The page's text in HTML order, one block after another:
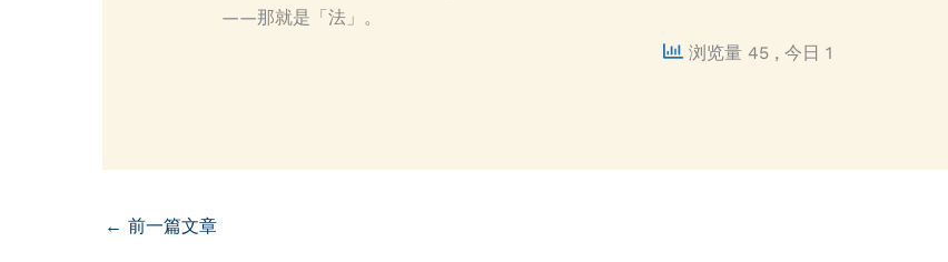
——那就是「法」。
浏览量 45 , 今日 1
← 前一篇文章